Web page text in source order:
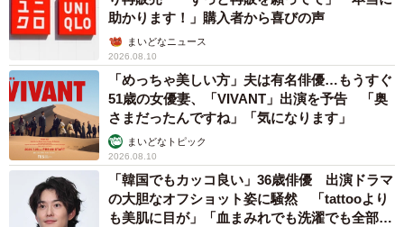
助かります！」購入者から喜びの声
まいどなニュース
2026.08.10
「めっちゃ美しい方」夫は有名俳優…もうすぐ
51歳の女優妻、「VIVANT」出演を予告 「奥
さまだったんですね」「気になります」
まいどなトピック
2026.08.10
「韓国でもカッコ良い」36歳俳優 出演ドラマ
の大胆なオフショット姿に騒然 「tattooより
も美肌に目が」「血まみれでも洗濯でも全部か